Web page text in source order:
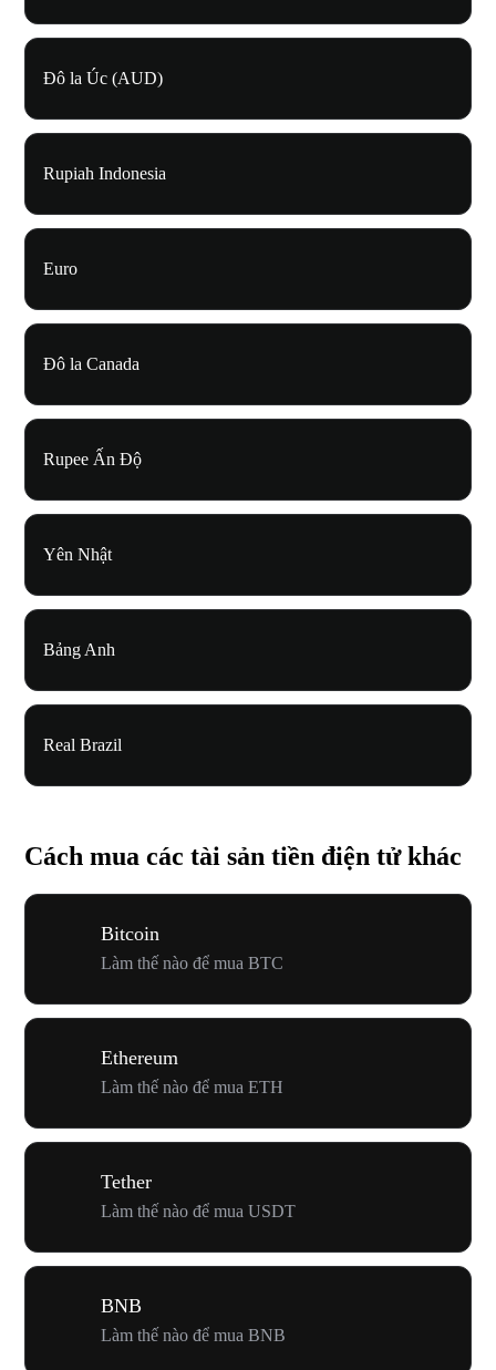
Đô la Úc (AUD)
Rupiah Indonesia
Euro
Đô la Canada
Rupee Ấn Độ
Yên Nhật
Bảng Anh
Real Brazil
Cách mua các tài sản tiền điện tử khác
Bitcoin
Làm thế nào để mua BTC
Ethereum
Làm thế nào để mua ETH
Tether
Làm thế nào để mua USDT
BNB
Làm thế nào để mua BNB